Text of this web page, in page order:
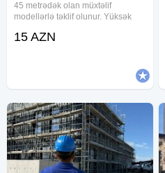
45 metrədək olan müxtəlif
modellərlə təklif olunur. Yüksək
standartlarına uyğun
15 AZN